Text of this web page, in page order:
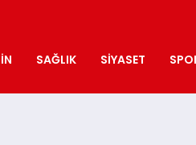
SAĞLIK SIYASET